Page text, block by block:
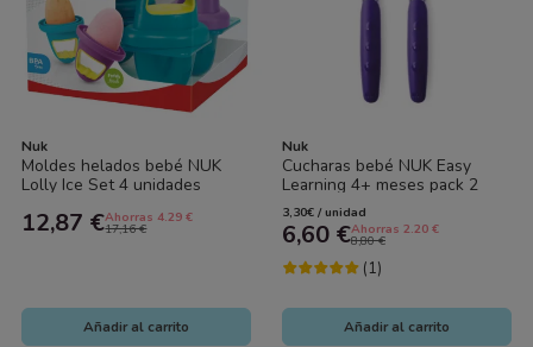
Nuk
Moldes helados bebé NUK
Lolly Ice Set 4 unidades
12,87 €Ahorras 4.29 €
17,16 €
Añadir al carrito
Nuk
Cucharas bebé NUK Easy
Learning 4+ meses pack 2
ergonómicas seguras sin BPA
3,30€ / unidad
6,60 €Ahorras 2.20 €
8,80 €
(1)
Añadir al carrito